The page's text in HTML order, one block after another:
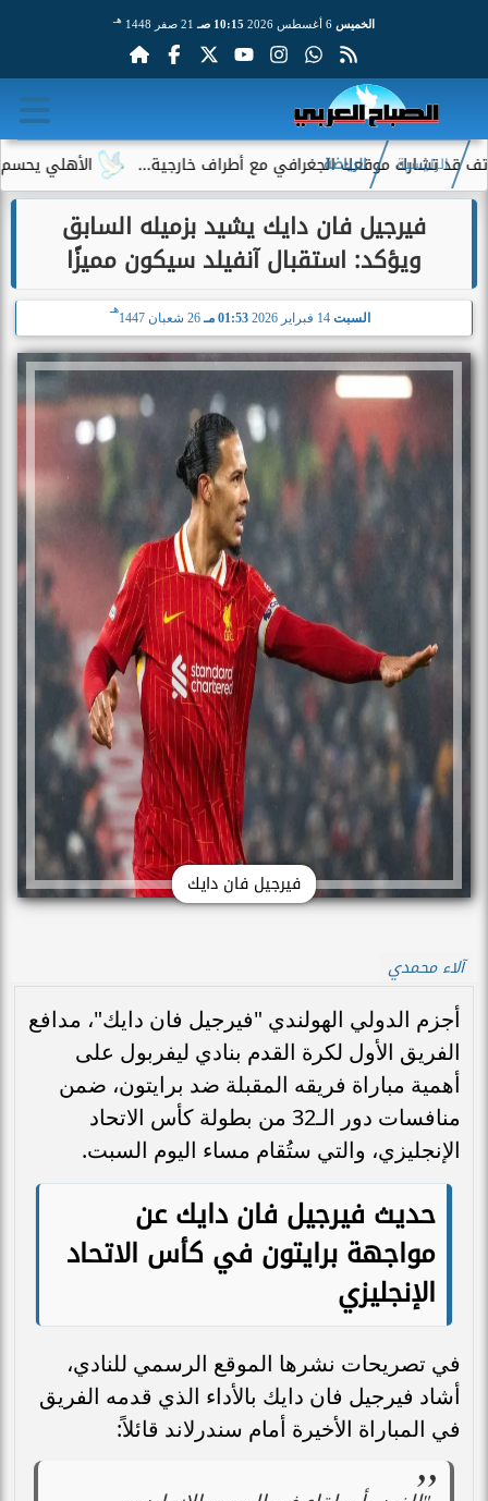
الخميس 10:15 صـ 21 صفر 1448 هـ
الأهلي يحسم الجدل موقعك الجغرافي مع أطراف خارجية...
الرئيسية الرياضة
فيرجيل فان دايك يشيد بزميله السابق
ويؤكد: استقبال آنفيلد سيكون مميزًا
السبت 14 فبراير 2026 01:53 مـ 26 شعبان 1447
هـ
فيرجيل فان دايك
آلاء محمدي
أجزم الدولي الهولندي "فيرجيل فان دايك"، مدافع
الفريق الأول لكرة القدم بنادي ليفربول على
أهمية مباراة فريقه المقبلة ضد برايتون، ضمن
منافسات دور الـ32 من بطولة كأس الاتحاد
الإنجليزي، والتي ستُقام مساء اليوم السبت.
حديث فيرجيل فان دايك عن
مواجهة برايتون في كأس الاتحاد
الإنجليزي
في تصريحات نشرها الموقع الرسمي للنادي،
أشاد فيرجيل فان دايك بالأداء الذي قدمه الفريق
في المباراة الأخيرة أمام سندرلاند قائلاً: